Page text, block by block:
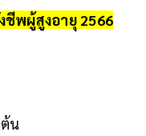
ชีพผู้สูงอายุ 2566
น